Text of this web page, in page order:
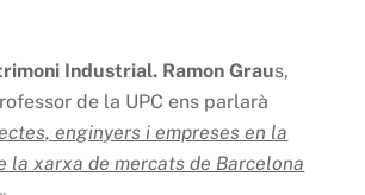
Industrial. Ramon Graus,
de la UPC ens parlarà
enginyers i empreses en la
la xarxa de mercats de Barcelona